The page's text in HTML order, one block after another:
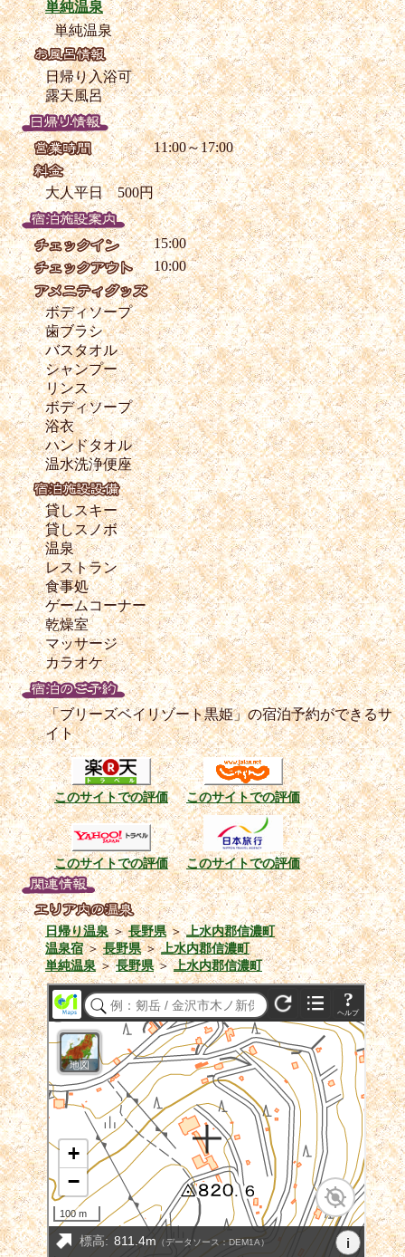
単純温泉
単純温泉
日帰り入浴可
露天風呂
11:00～17:00
大人平日 500円
15:00
10:00
ボディソープ
歯ブラシ
バスタオル
シャンプー
リンス
ボディソープ
浴衣
ハンドタオル
温水洗浄便座
貸しスキー
貸しスノボ
温泉
レストラン
食事処
ゲームコーナー
乾燥室
マッサージ
カラオケ
「ブリーズベイリゾート黒姫」の宿泊予約ができるサ
イト
このサイトでの評価 このサイトでの評価
このサイトでの評価 このサイトでの評価
日帰り温泉＞長野県＞上水内郡信濃町
温泉宿＞長野県＞上水内郡信濃町
単純温泉＞長野県＞上水内郡信濃町